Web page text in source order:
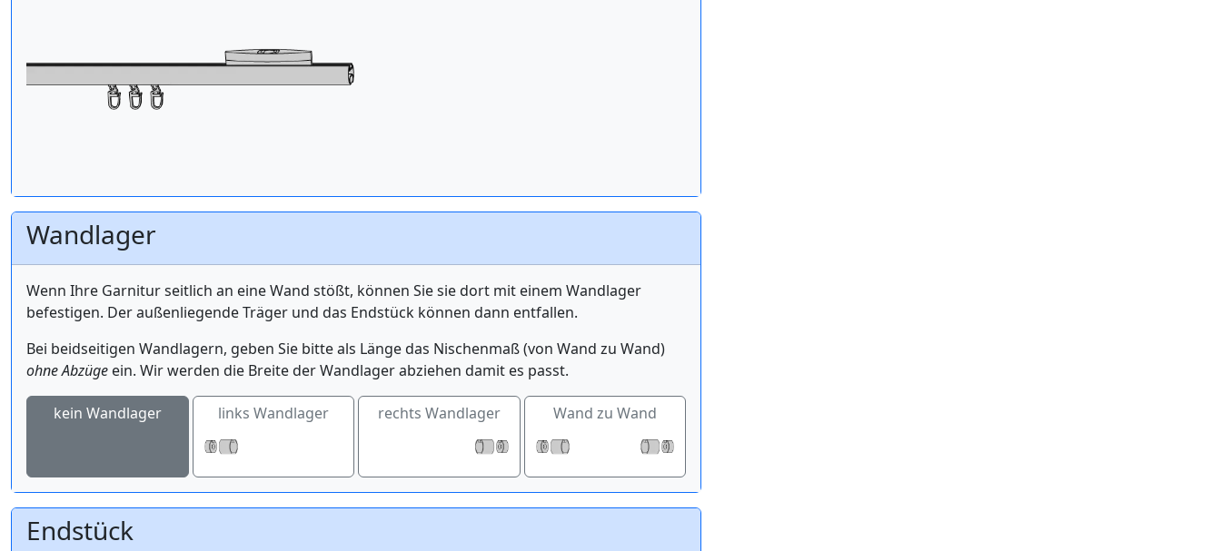
Wandlager
Wenn Ihre Garnitur seitlich an eine Wand stößt, können Sie sie dort mit einem Wandlager
befestigen. Der außenliegende Träger und das Endstück können dann entfallen.
Bei beidseitigen Wandlagern, geben Sie bitte als Länge das Nischenmaß (von Wand zu Wand)
ohne Abzüge ein. Wir werden die Breite der Wandlager abziehen damit es passt.
kein Wandlager links Wandlager rechts Wandlager Wand zu Wand
Endstück